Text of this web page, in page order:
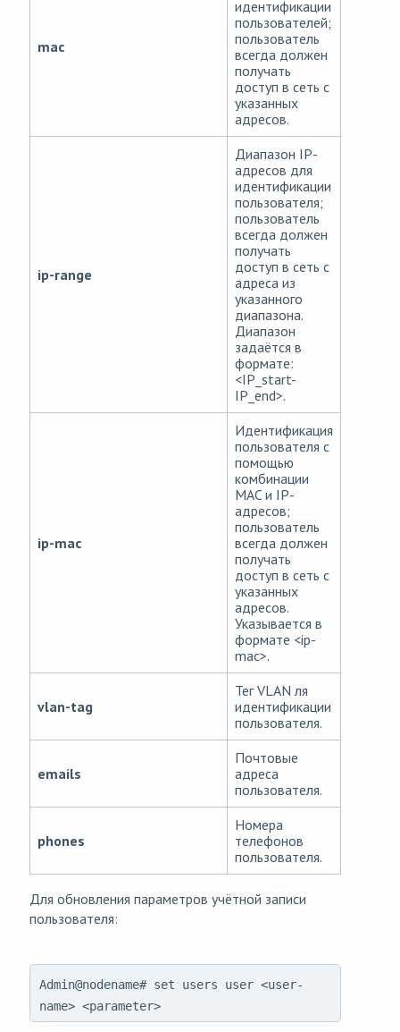
mac
идентификации
пользователей;
пользователь
всегда должен
получать
доступ в сеть с
указанных
адресов.
ip-range
Диапазон IP-
адресов для
идентификации
пользователя;
пользователь
всегда должен
получать
доступ в сеть с
адреса из
указанного
диапазона.
Диапазон
задаётся в
формате:
<IP_start-
IP_end>.
ip-mac
Идентификация
пользователя с
помощью
комбинации
MAC и IP-
адресов;
пользователь
всегда должен
получать
доступ в сеть с
указанных
адресов.
Указывается в
формате <ip-
mac>.
vlan-tag
Тег VLAN ля
идентификации
пользователя.
emails
Почтовые
адреса
пользователя.
phones
Номера
телефонов
пользователя.
Для обновления параметров учётной записи
пользователя:
Admin@nodename# set users user <user-
name> <parameter>